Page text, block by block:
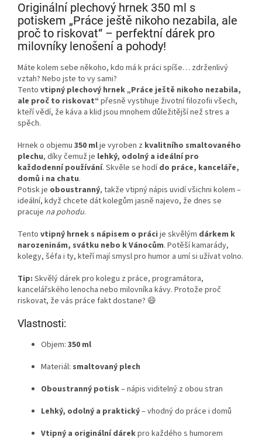
Originální plechový hrnek 350 ml s
potiskem „Práce ještě nikoho nezabila, ale
proč to riskovat“ – perfektní dárek pro
milovníky lenošení a pohody!
Máte kolem sebe někoho, kdo má k práci spíše… zdrženlivý
vztah? Nebo jste to vy sami?
Tento vtipný plechový hrnek „Práce ještě nikoho nezabila,
ale proč to riskovat“ přesně vystihuje životní filozofii všech,
kteří vědí, že káva a klid jsou mnohem důležitější než stres a
spěch.
Hrnek o objemu 350 mlje vyroben z kvalitního smaltovaného
plechu, díky čemuž je lehký, odolný a ideální pro
každodenní používání. Skvěle se hodído práce, kanceláře,
domů i na chatu.
Potisk je oboustranný, takže vtipný nápis uvidí všichni kolem –
ideální, když chcete dát kolegům jasně najevo, že dnes se
pracuje na pohodu.
Tento vtipný hrnek s nápisem o práci je skvělým dárkem k
narozeninám, svátku nebo k Vánocům. Potěší kamarády,
kolegy, šéfa i ty, kteří mají smysl pro humor a umí si užívat volno.
Tip: Skvělý dárek pro kolegu z práce, programátora,
kancelářského lenocha nebo milovníka kávy. Protože proč
riskovat, že vás práce fakt dostane? 😄
Vlastnosti:
Objem: 350 ml
Materiál: smaltovaný plech
Oboustranný potisk– nápis viditelný z obou stran
Lehký, odolný a praktický– vhodný do práce i domů
Vtipný a originální dárekpro každého s humorem